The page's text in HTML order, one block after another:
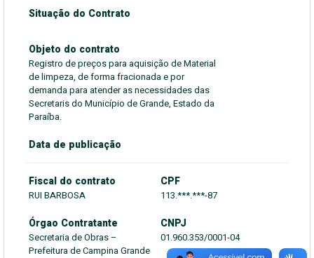
Situação do Contrato
Objeto do contrato
Registro de preços para aquisição de Material
de limpeza, de forma fracionada e por
demanda para atender as necessidades das
Secretaris do Município de Grande, Estado da
Paraíba.
Data de publicação
Fiscal do contrato
RUI BARBOSA
CPF
113.***.***-87
Órgao Contratante
Secretaria de Obras –
Prefeitura de Campina Grande
CNPJ
01.960.353/0001-04